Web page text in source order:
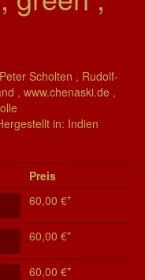
Scholten , Rudolf-
, www.chenaski.de ,
in: Indien
Preis
60,00 €*
60,00 €*
60,00 €*